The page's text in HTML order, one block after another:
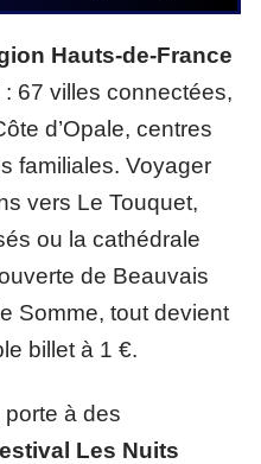
Hauts-de-France
67 villes connectées,
d’Opale, centres
familiales. Voyager
vers Le Touquet,
ou la cathédrale
de Beauvais
Somme, tout devient
billet à 1 €.
à des
Les Nuits